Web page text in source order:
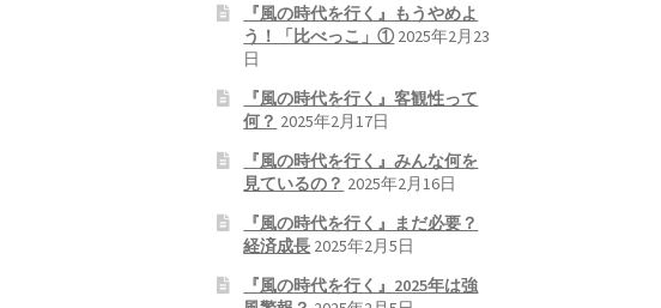
『風の時代を行く』もうやめよ
う！「比べっこ」① 2025年2月23
日
『風の時代を行く』客観性って
何？ 2025年2月17日
『風の時代を行く』みんな何を
見ているの？ 2025年2月16日
『風の時代を行く』まだ必要？
経済成長 2025年2月5日
『風の時代を行く』2025年は強